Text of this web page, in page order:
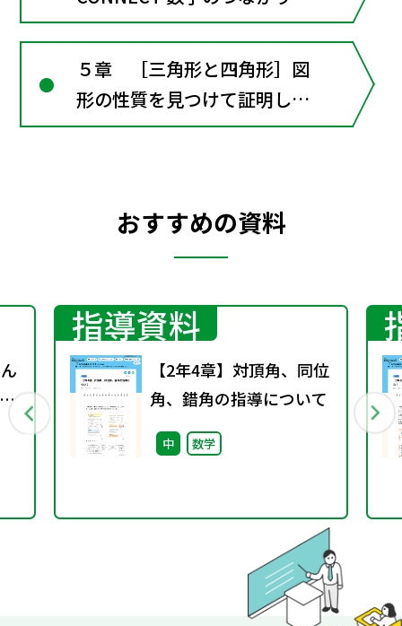
５章 ［三角形と四角形］図
形の性質を見つけて証明しよ
う（章全体にかかわる資料）
おすすめの資料
指導資料
【2年4章】対頂角、同位
角、錯角の指導について
中 数学